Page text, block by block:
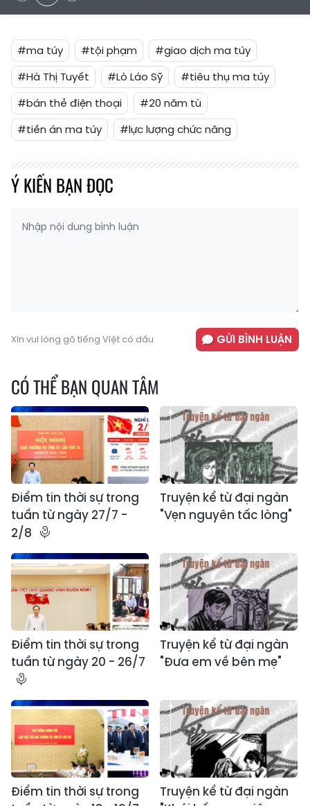
#ma túy #tội phạm
#giao dịch ma túy
#Hà Thị Tuyết
#Lò Láo Sỹ
#tiêu thụ ma túy
#bán thẻ điện thoại
#20 năm tù
#tiền án ma túy
#lực lượng chức năng
Ý KIẾN BẠN ĐỌC
Xin vui lòng gõ tiếng Việt có dấu GỬI BÌNH LUẬN
CÓ THỂ BẠN QUAN TÂM
Điểm tin thời sự trong
tuần từ ngày 27/7 -
2/8
Truyện kể từ đại ngàn
"Vẹn nguyên tấc lòng"
Điểm tin thời sự trong
tuần từ ngày 20 - 26/7
Truyện kể từ đại ngàn
"Đưa em về bên mẹ"
Điểm tin thời sự trong
Truyện kể từ đại ngàn